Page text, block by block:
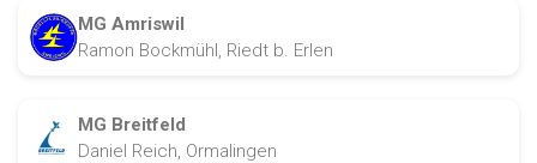
MG Amriswil
Ramon Bockmühl, Riedt b. Erlen
MG Breitfeld
Daniel Reich, Ormalingen